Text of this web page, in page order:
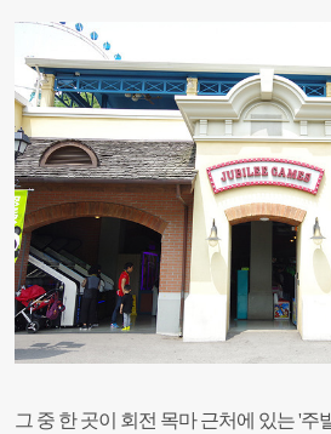
그 중 한 곳이 회전 목마 근처에 있는 '주